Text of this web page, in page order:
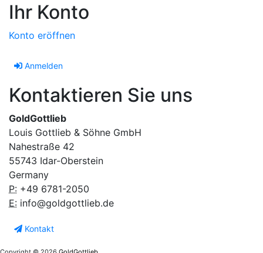
Ihr Konto
Konto eröffnen
Anmelden
Kontaktieren Sie uns
GoldGottlieb
Louis Gottlieb & Söhne GmbH
Nahestraße 42
55743 Idar-Oberstein
Germany
P: +49 6781-2050
E: info@goldgottlieb.de
Kontakt